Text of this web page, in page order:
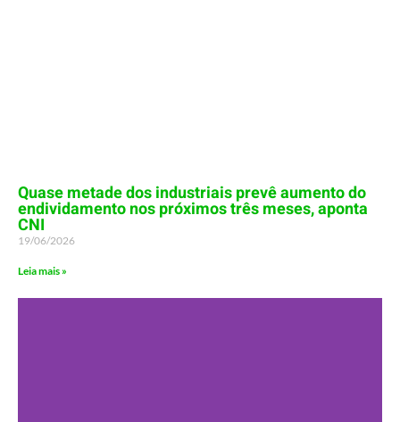
Quase metade dos industriais prevê aumento do
endividamento nos próximos três meses, aponta
CNI
19/06/2026
Leia mais »